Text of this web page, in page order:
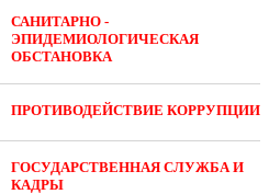
САНИТАРНО -
ЭПИДЕМИОЛОГИЧЕСКАЯ
ОБСТАНОВКА
ПРОТИВОДЕЙСТВИЕ КОРРУПЦИИ
ГОСУДАРСТВЕННАЯ СЛУЖБА И
КАДРЫ